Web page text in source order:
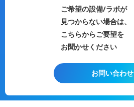
ご希望の設備/ラボが
見つからない場合は、
こちらからご要望を
お聞かせください
お問い合わせ